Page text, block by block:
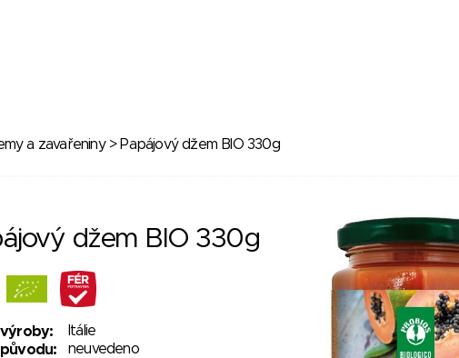
a zavařeniny> Papájový džem BIO 330g
džem BIO 330g
Itálie
neuvedeno